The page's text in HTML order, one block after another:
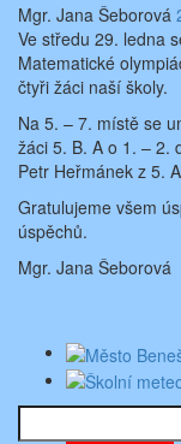
Mgr. Jana Šeborová
Ve středu 29. ledna
Matematické
čtyři žáci naší školy.
Na 5. – 7. místě se
žáci 5. B. A o 1. – 2.
Petr Heřmánek z 5.
Gratulujeme všem
úspěchů.
Mgr. Jana Šeborová